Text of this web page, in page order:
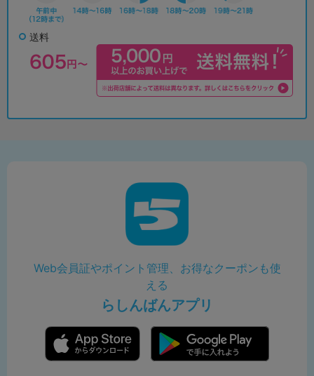
送料
Web会員証やポイント管理、お得なクーポンも使
える
らしんばんアプリ